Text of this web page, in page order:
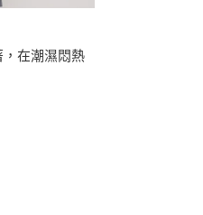
在潮濕悶熱